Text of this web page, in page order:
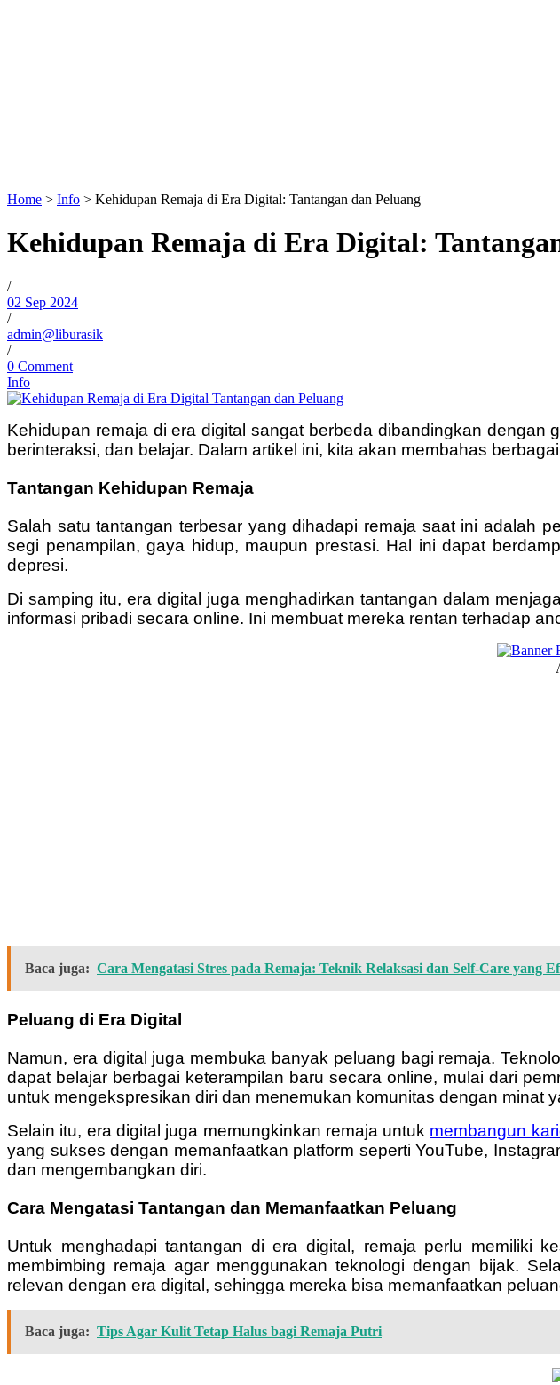
Home > Info > Kehidupan Remaja di Era Digital: Tantangan dan Peluang
Kehidupan Remaja di Era Digital:
/
02 Sep 2024
/
admin@liburasik
/
0 Comment
Info
Kehidupan remaja di era digital sangat berbeda dibandingkan
berinteraksi, dan belajar. Dalam artikel ini, kita akan membahas
Tantangan Kehidupan Remaja
Salah satu tantangan terbesar yang dihadapi remaja saat ini adalah
segi penampilan, gaya hidup, maupun prestasi. Hal ini dapat
depresi.
Di samping itu, era digital juga menghadirkan tantangan dalam
informasi pribadi secara online. Ini membuat mereka rentan terhadap
Baca juga: Cara Mengatasi Stres pada Remaja: Teknik Relaksasi dan Self-Care yang
Peluang di Era Digital
Namun, era digital juga membuka banyak peluang bagi remaja.
dapat belajar berbagai keterampilan baru secara online, mulai dari
untuk mengekspresikan diri dan menemukan komunitas dengan minat
Selain itu, era digital juga memungkinkan remaja untuk membangun
yang sukses dengan memanfaatkan platform seperti YouTube,
dan mengembangkan diri.
Cara Mengatasi Tantangan dan Memanfaatkan Peluang
Untuk menghadapi tantangan di era digital, remaja perlu memiliki
membimbing remaja agar menggunakan teknologi dengan bijak.
relevan dengan era digital, sehingga mereka bisa memanfaatkan
Baca juga: Tips Agar Kulit Tetap Halus bagi Remaja Putri